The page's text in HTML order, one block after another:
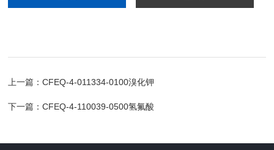
上一篇：CFEQ-4-011334-0100溴化钾
下一篇：CFEQ-4-110039-0500氢氟酸